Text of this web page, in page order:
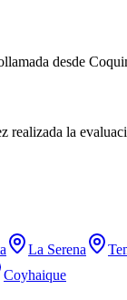
desde
realizada la
La Serena
Coyhaique